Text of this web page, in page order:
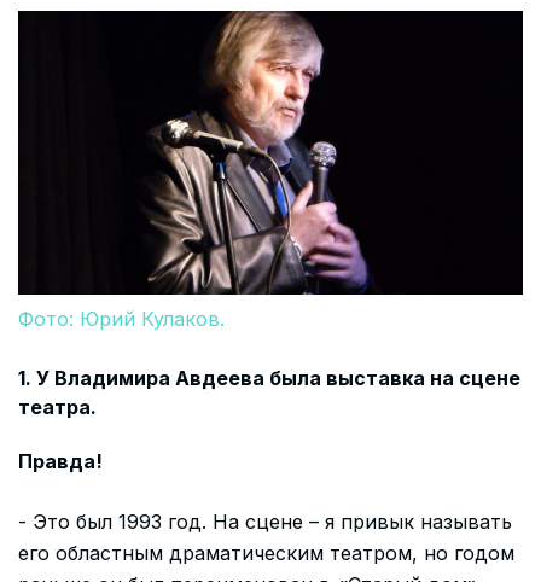
Фото: Юрий Кулаков.
1. У Владимира Авдеева была выставка на сцене
театра.
Правда!
- Это был 1993 год. На сцене – я привык называть
его областным драматическим театром, но годом